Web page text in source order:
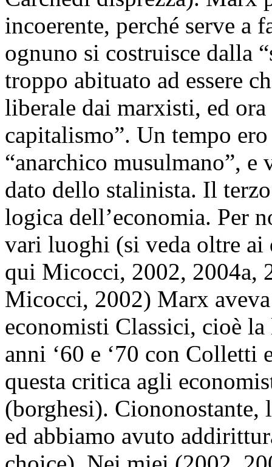
incoerente, perché serve a
ognuno si costruisce dalla
troppo abituato ad essere
liberale dai marxisti, ed ora
capitalismo”. Un tempo
“anarchico musulmano”,
dato dello stalinista. Il
logica dell’economia. Per
vari luoghi (si veda oltre
qui Micocci, 2002, 2004a,
Micocci, 2002) Marx
economisti Classici, cioè
anni ‘60 e ‘70 con Colletti
questa critica agli
(borghesi). Ciononostante,
ed abbiamo avuto